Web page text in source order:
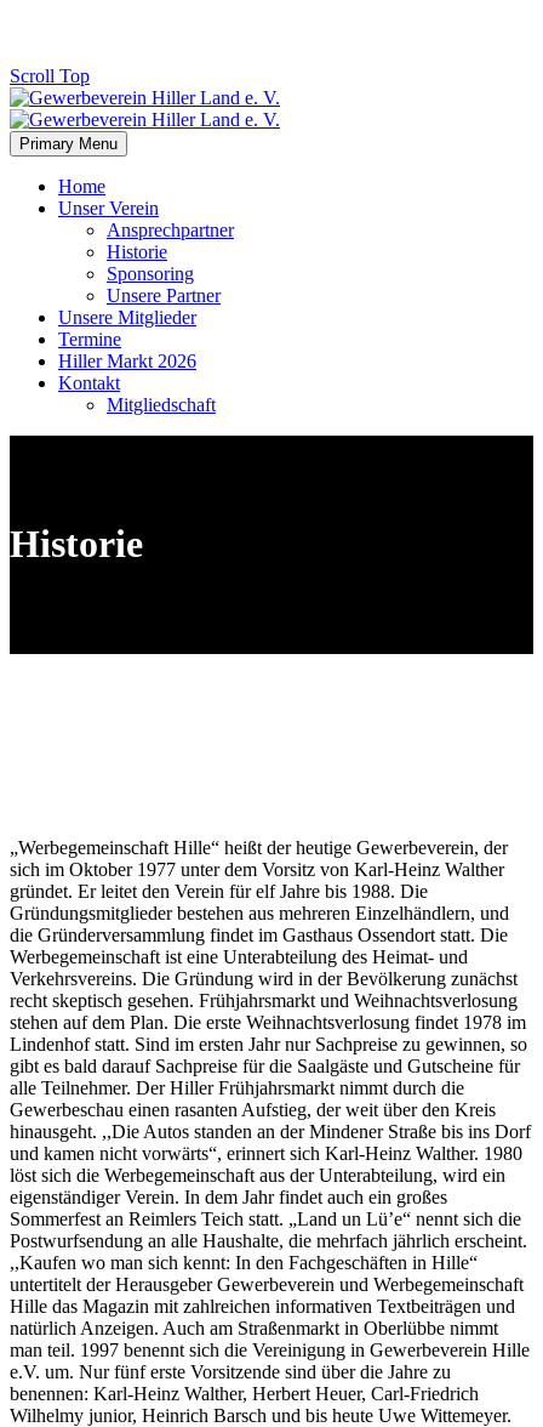
Scroll Top
Primary Menu
Home
Unser Verein
Ansprechpartner
Historie
Sponsoring
Unsere Partner
Unsere Mitglieder
Termine
Hiller Markt 2026
Kontakt
Mitgliedschaft
Historie
„Werbegemeinschaft Hille“ heißt der heutige Gewerbeverein, der
sich im Oktober 1977 unter dem Vorsitz von Karl-Heinz Walther
gründet. Er leitet den Verein für elf Jahre bis 1988. Die
Gründungsmitglieder bestehen aus mehreren Einzelhändlern, und
die Gründerversammlung findet im Gasthaus Ossendort statt. Die
Werbegemeinschaft ist eine Unterabteilung des Heimat- und
Verkehrsvereins. Die Gründung wird in der Bevölkerung zunächst
recht skeptisch gesehen. Frühjahrsmarkt und Weihnachtsverlosung
stehen auf dem Plan. Die erste Weihnachtsverlosung findet 1978 im
Lindenhof statt. Sind im ersten Jahr nur Sachpreise zu gewinnen, so
gibt es bald darauf Sachpreise für die Saalgäste und Gutscheine für
alle Teilnehmer. Der Hiller Frühjahrsmarkt nimmt durch die
Gewerbeschau einen rasanten Aufstieg, der weit über den Kreis
hinausgeht. ,,Die Autos standen an der Mindener Straße bis ins Dorf
und kamen nicht vorwärts“, erinnert sich Karl-Heinz Walther. 1980
löst sich die Werbegemeinschaft aus der Unterabteilung, wird ein
eigenständiger Verein. In dem Jahr findet auch ein großes
Sommerfest an Reimlers Teich statt. „Land un Lü’e“ nennt sich die
Postwurfsendung an alle Haushalte, die mehrfach jährlich erscheint.
,,Kaufen wo man sich kennt: In den Fachgeschäften in Hille“
untertitelt der Herausgeber Gewerbeverein und Werbegemeinschaft
Hille das Magazin mit zahlreichen informativen Textbeiträgen und
natürlich Anzeigen. Auch am Straßenmarkt in Oberlübbe nimmt
man teil. 1997 benennt sich die Vereinigung in Gewerbeverein Hille
e.V. um. Nur fünf erste Vorsitzende sind über die Jahre zu
benennen: Karl-Heinz Walther, Herbert Heuer, Carl-Friedrich
Wilhelmy junior, Heinrich Barsch und bis heute Uwe Wittemeyer.